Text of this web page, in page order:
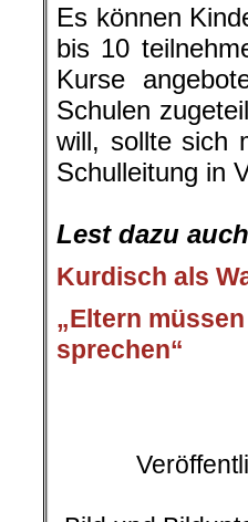
Es können
bis 10
Kurse
Schulen
will, sollte sich
Schulleitung in
Lest dazu
Kurdisch als
„Eltern
sprechen“